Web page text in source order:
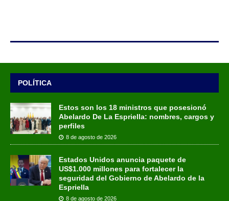
POLÍTICA
Estos son los 18 ministros que posesionó
Abelardo De La Espriella: nombres, cargos y
perfiles
8 de agosto de 2026
Estados Unidos anuncia paquete de
US$1.000 millones para fortalecer la
seguridad del Gobierno de Abelardo de la
Espriella
8 de agosto de 2026